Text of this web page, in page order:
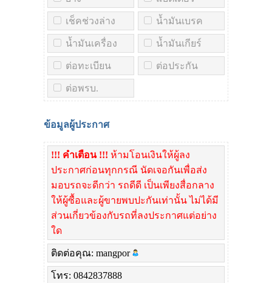
เช็คช่วงล่าง น้ำมันเบรค
น้ำมันเครื่อง น้ำมันเกียร์
ต่อทะเบียน ต่อประกัน
ต่อพรบ.
ข้อมูลผู้ประกาศ
!!! คำเตือน !!! ห้ามโอนเงินให้ผู้ลง
ประกาศก่อนทุกกรณี นัดเจอกันเพื่อส่ง
มอบรถจะดีกว่า รถดีดี เป็นเพียงสื่อกลาง
ให้ผู้ซื้อและผู้ขายพบปะกันเท่านั้น ไม่ได้มี
ส่วนเกี่ยวข้องกับรถที่ลงประกาศแต่อย่าง
ใด
ติดต่อคุณ: mangpor
โทร: 0842837888